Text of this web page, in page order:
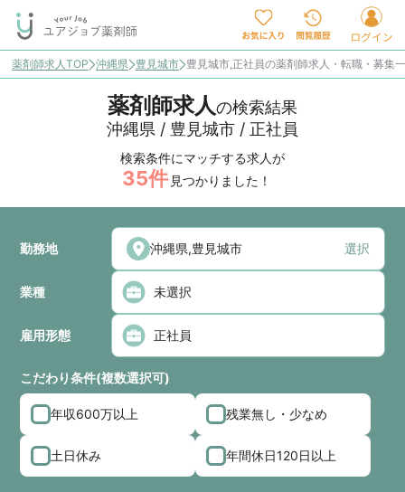
薬剤師求人TOP 沖縄県 豊見城市 豊見城市,正社員の薬剤師求人・転職・募集
薬剤師求人の検索結果
沖縄県 / 豊見城市 / 正社員
検索条件にマッチする求人が
35件 見つかりました！
勤務地 選択
業種
雇用形態
こだわり条件(複数選択可)
年収600万以上 残業無し・少なめ
土日休み 年間休日120日以上